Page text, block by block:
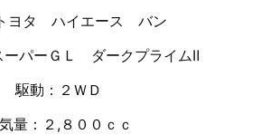
ヨタ ハイエース バン
ーパーＧＬ ダークプライムⅡ
駆動：２ＷＤ
量：２,８００ｃｃ